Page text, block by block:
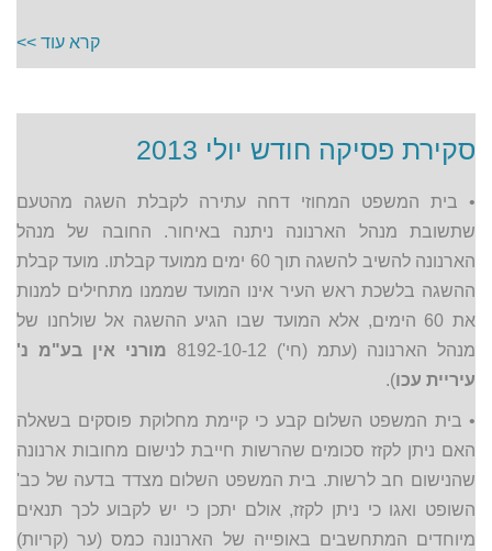
קרא עוד >>
סקירת פסיקה חודש יולי 2013
• בית המשפט המחוזי דחה עתירה לקבלת השגה מהטעם
שתשובת מנהל הארנונה ניתנה באיחור. החובה של מנהל
הארנונה להשיב להשגה תוך 60 ימים ממועד קבלתו. מועד קבלת
ההשגה בלשכת ראש העיר אינו המועד שממנו מתחילים למנות
את 60 הימים, אלא המועד שבו הגיע ההשגה אל שולחנו של
מנהל הארנונה (עתמ (חי') 8192-10-12
מורני אין בע"מ נ'
עיריית עכו).
• בית המשפט השלום קבע כי קיימת מחלוקת פוסקים בשאלה
האם ניתן לקזז סכומים שהרשות חייבת לנישום מחובות ארנונה
שהנישום חב לרשות. בית המשפט השלום מצדד בדעה של כב'
השופט ואגו כי ניתן לקזז, אולם יתכן כי יש לקבוע לכך תנאים
מיוחדים המתחשבים באופייה של הארנונה כמס (ער (קריות)